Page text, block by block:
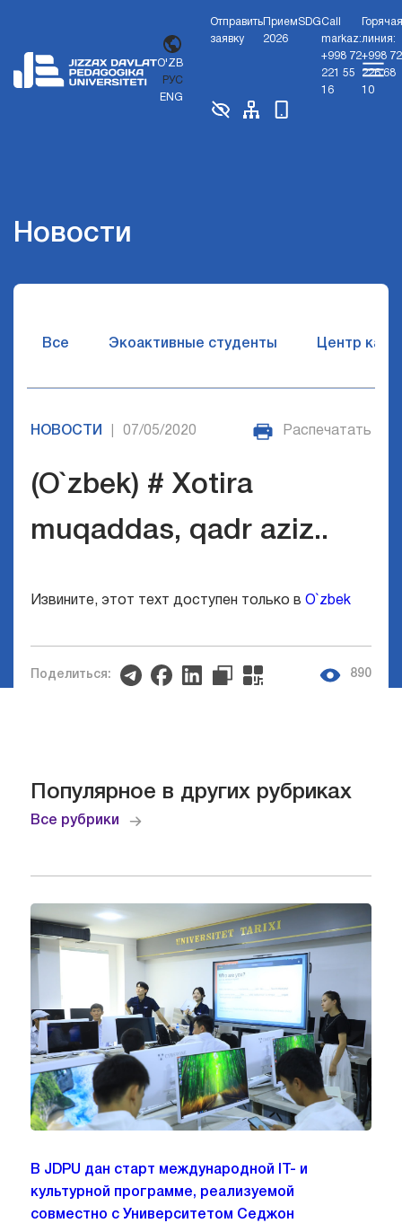
O'ZB
РУС
ENG
Отправить
заявку
Прием
2026
SDGCall
markaz:
+998 72
221 55
16
Горячая
линия:
+998 72
226 68
10
Новости
Все Экоактивные студенты Центр
НОВОСТИ 07/05/2020 Распечатать
(O`zbek) # Xotira
muqaddas, qadr aziz..
Извините, этот техт доступен только в O`zbek
Поделиться: 890
Популярное в других рубриках
Все рубрики
В JDPU дан старт международной IT- и
культурной программе, реализуемой
совместно с Университетом Седжон